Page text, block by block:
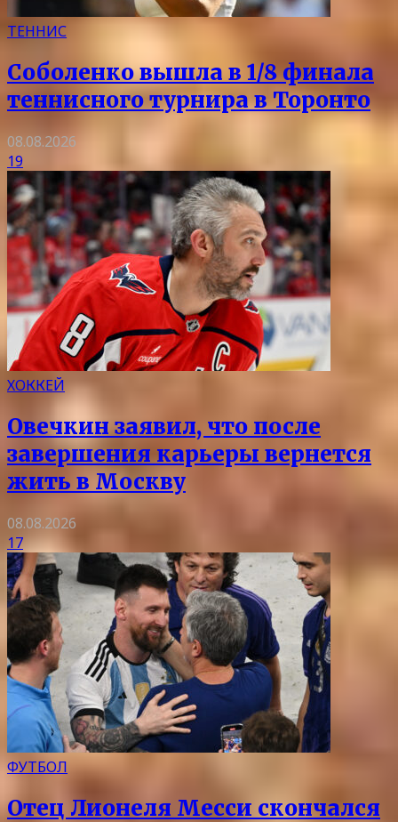
ТЕННИС
Соболенко вышла в 1/8 финала
теннисного турнира в Торонто
08.08.2026
19
ХОККЕЙ
Овечкин заявил, что после
завершения карьеры вернется
жить в Москву
08.08.2026
17
ФУТБОЛ
Отец Лионеля Месси скончался